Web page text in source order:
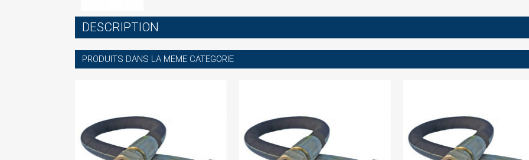
DESCRIPTION
PRODUITS DANS LA MEME CATEGORIE